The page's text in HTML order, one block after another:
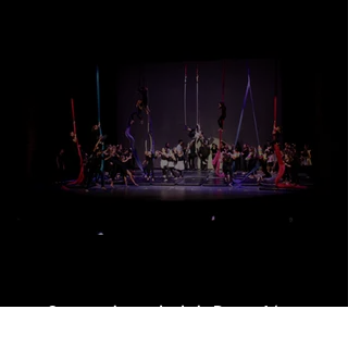
Conoce el mundo de la Danza Aérea